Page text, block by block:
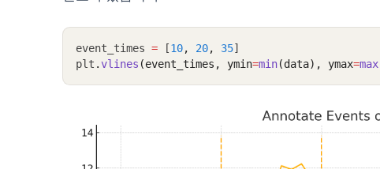
event_times = [10, 20, 35]
plt .vlines (event_times, ymin=min(data), ymax=max